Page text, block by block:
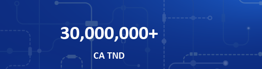
30,000,000+
CA TND